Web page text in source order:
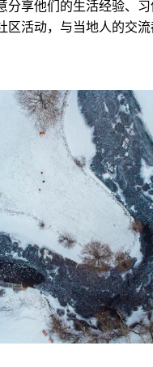
享他们的生活经验、
活动，与当地人的交